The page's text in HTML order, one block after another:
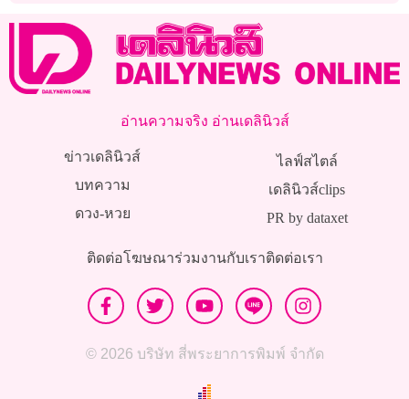
อ่านความจริง อ่านเดลินิวส์
ข่าวเดลินิวส์
บทความ
ดวง-หวย
ไลฟ์สไตล์
เดลินิวส์clips
PR by dataxet
ติดต่อโฆษณาร่วมงานกับเราติดต่อเรา
© 2026 บริษัท สี่พระยาการพิมพ์ จำกัด